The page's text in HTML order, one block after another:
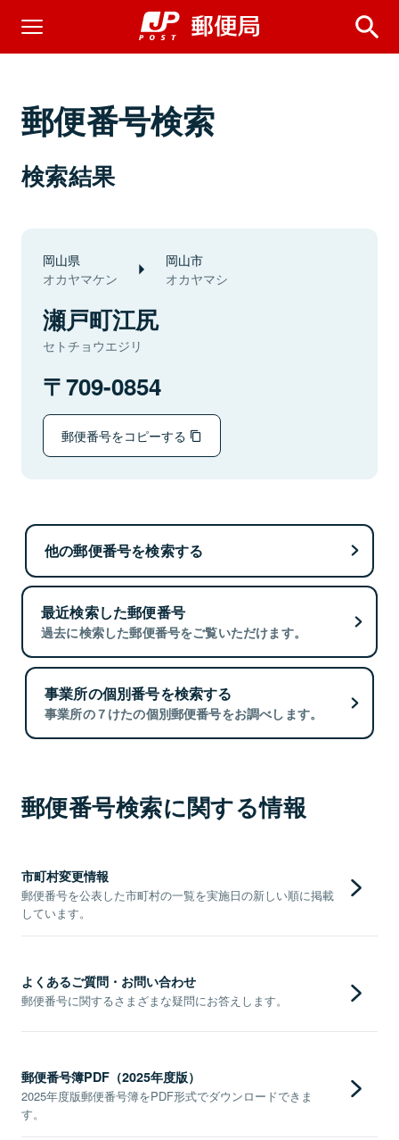
郵便番号検索
検索結果
岡山県
オカヤマケン
岡山市
オカヤマシ
瀬戸町江尻
セトチョウエジリ
709-0854
郵便番号をコピーする
他の郵便番号を検索する
最近検索した郵便番号
過去に検索した郵便番号をご覧いただけます。
事業所の個別番号を検索する
事業所の７けたの個別郵便番号をお調べします。
郵便番号検索に関する情報
市町村変更情報
郵便番号を公表した市町村の一覧を実施日の新しい順に掲載
しています。
よくあるご質問・お問い合わせ
郵便番号に関するさまざまな疑問にお答えします。
郵便番号簿PDF（2025年度版）
2025年度版郵便番号簿をPDF形式でダウンロードできま
す。